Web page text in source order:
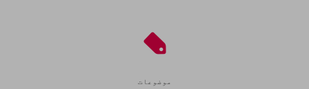
موضوعات